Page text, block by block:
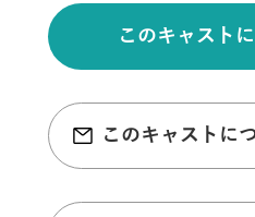
このキャスト
このキャストに